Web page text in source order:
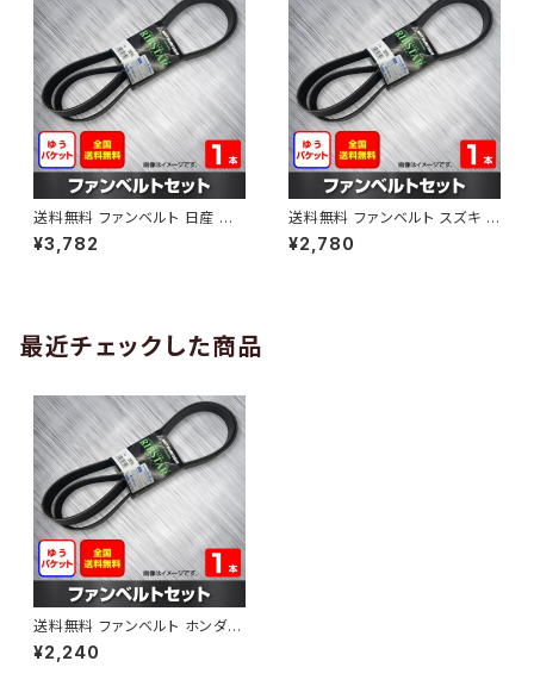
送料無料 ファンベルト 日産 キ
ューブ 型式Z12 H20.11～H24.
10 （国内トップメーカー） 1本 H
¥3,782
送料無料 ファンベルト スズキ ワ
ゴンR 型式MH34S H24.09～
H29.02 （国内トップメーカー）
¥2,780
最近チェックした商品
送料無料 ファンベルト ホンダ
シビックフェリオ 型式ES9 H13.
11～H17.05 （国内トップメーカ
¥2,240